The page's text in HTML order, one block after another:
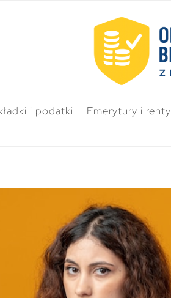
i podatki Emerytury i renty